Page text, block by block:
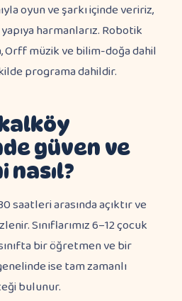
oyun ve şarkı içinde veririz,
harmanlarız. Robotik
Orff müzik ve bilim-doğa dahil
programa dahildir.
güven ve
nasıl?
saatleri arasında açıktır ve
Sınıflarımız 6–12 çocuk
bir öğretmen ve bir
ise tam zamanlı
bulunur.